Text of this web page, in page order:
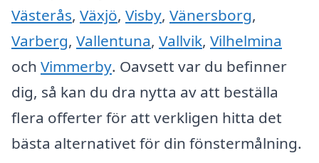
Västerås, Växjö, Visby, Vänersborg,
Varberg, Vallentuna, Vallvik, Vilhelmina
och Vimmerby. Oavsett var du befinner
dig, så kan du dra nytta av att beställa
flera offerter för att verkligen hitta det
bästa alternativet för din fönstermålning.